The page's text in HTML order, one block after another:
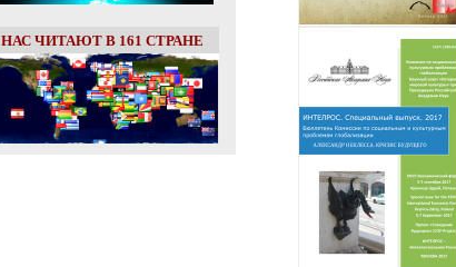
НАС ЧИТАЮТ В 161 СТРАНЕ